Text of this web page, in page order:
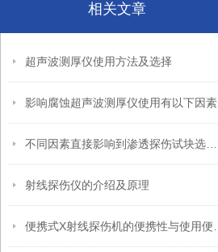
相关文章
超声波测厚仪使用方法及选择
影响腐蚀超声波测厚仪使用有以下因素
射线探伤仪的介绍及原理